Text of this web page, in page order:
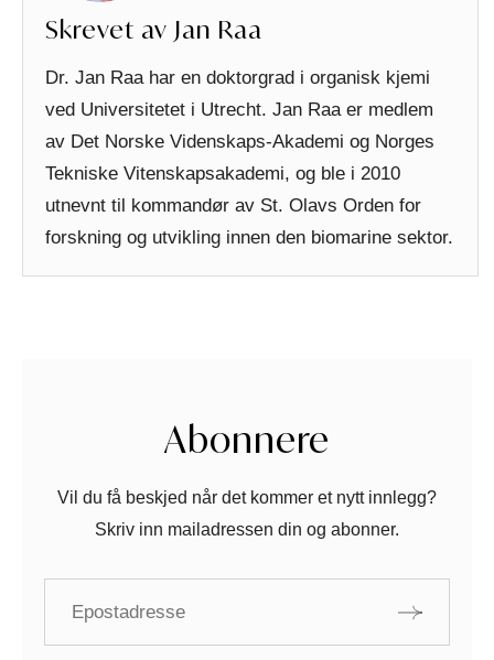
Skrevet av Jan Raa
Dr. Jan Raa har en doktorgrad i organisk kjemi
ved Universitetet i Utrecht. Jan Raa er medlem
av Det Norske Videnskaps-Akademi og Norges
Tekniske Vitenskapsakademi, og ble i 2010
utnevnt til kommandør av St. Olavs Orden for
forskning og utvikling innen den biomarine sektor.
Abonnere
Vil du få beskjed når det kommer et nytt innlegg?
Skriv inn mailadressen din og abonner.